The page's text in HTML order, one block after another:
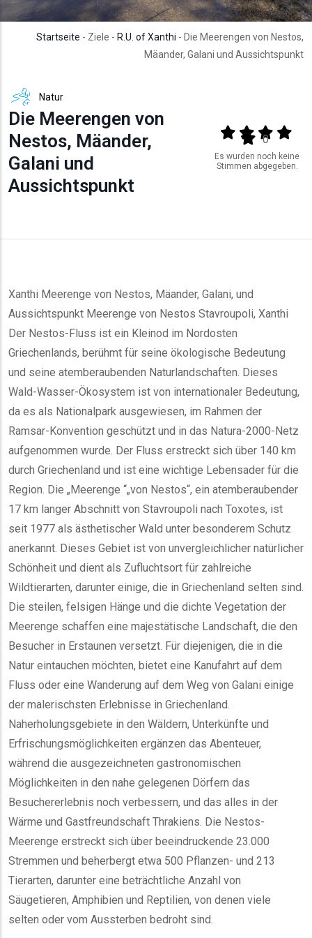
Startseite - Ziele - R.U. of Xanthi - Die Meerengen von Nestos,
Mäander, Galani und Aussichtspunkt
Natur
Die Meerengen von
Nestos, Mäander,
Galani und
Aussichtspunkt
Output format
(star)(star)(star)
(star)
0
Es wurden noch keine
Stimmen abgegeben.
Xanthi Meerenge von Nestos, Mäander, Galani, und
Aussichtspunkt Meerenge von Nestos Stavroupoli, Xanthi
Der Nestos-Fluss ist ein Kleinod im Nordosten
Griechenlands, berühmt für seine ökologische Bedeutung
und seine atemberaubenden Naturlandschaften. Dieses
Wald-Wasser-Ökosystem ist von internationaler Bedeutung,
da es als Nationalpark ausgewiesen, im Rahmen der
Ramsar-Konvention geschützt und in das Natura-2000-Netz
aufgenommen wurde. Der Fluss erstreckt sich über 140 km
durch Griechenland und ist eine wichtige Lebensader für die
Region. Die „Meerenge “„von Nestos“, ein atemberaubender
17 km langer Abschnitt von Stavroupoli nach Toxotes, ist
seit 1977 als ästhetischer Wald unter besonderem Schutz
anerkannt. Dieses Gebiet ist von unvergleichlicher natürlicher
Schönheit und dient als Zufluchtsort für zahlreiche
Wildtierarten, darunter einige, die in Griechenland selten sind.
Die steilen, felsigen Hänge und die dichte Vegetation der
Meerenge schaffen eine majestätische Landschaft, die den
Besucher in Erstaunen versetzt. Für diejenigen, die in die
Natur eintauchen möchten, bietet eine Kanufahrt auf dem
Fluss oder eine Wanderung auf dem Weg von Galani einige
der malerischsten Erlebnisse in Griechenland.
Naherholungsgebiete in den Wäldern, Unterkünfte und
Erfrischungsmöglichkeiten ergänzen das Abenteuer,
während die ausgezeichneten gastronomischen
Möglichkeiten in den nahe gelegenen Dörfern das
Besuchererlebnis noch verbessern, und das alles in der
Wärme und Gastfreundschaft Thrakiens. Die Nestos-
Meerenge erstreckt sich über beeindruckende 23.000
Stremmen und beherbergt etwa 500 Pflanzen- und 213
Tierarten, darunter eine beträchtliche Anzahl von
Säugetieren, Amphibien und Reptilien, von denen viele
selten oder vom Aussterben bedroht sind.